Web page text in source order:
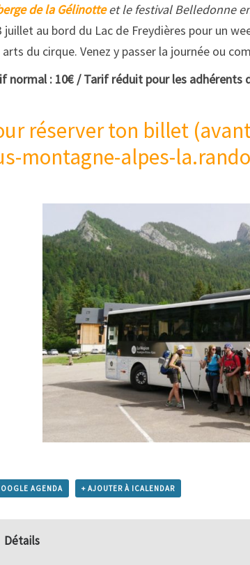
de la Gélinotteet le festival Belledonne
juillet au bord du Lac de Freydières pour un
arts du cirque. Venez y passer la journée ou
normal : 10€ / Tarif réduit pour les adhérents
réserver ton billet
montagne-alpes-
AGENDA + AJOUTER À ICALENDAR
Détails